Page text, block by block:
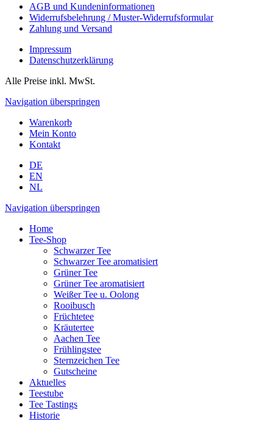
AGB und Kundeninformationen
Widerrufsbelehrung / Muster-Widerrufsformular
Zahlung und Versand
Impressum
Datenschutzerklärung
Alle Preise inkl. MwSt.
Navigation überspringen
Warenkorb
Mein Konto
Kontakt
DE
EN
NL
Navigation überspringen
Home
Tee-Shop
Schwarzer Tee
Schwarzer Tee aromatisiert
Grüner Tee
Grüner Tee aromatisiert
Weißer Tee u. Oolong
Rooibusch
Früchtetee
Kräutertee
Aachen Tee
Frühlingstee
Sternzeichen Tee
Gutscheine
Aktuelles
Teestube
Tee Tastings
Historie